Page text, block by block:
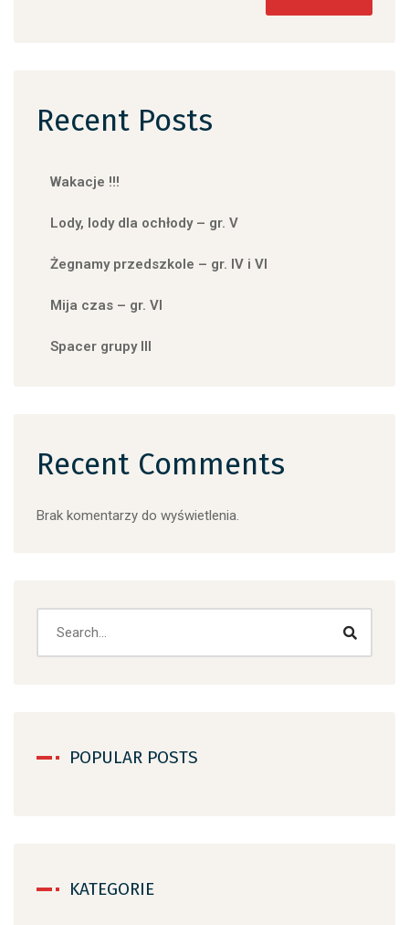
Recent Posts
Wakacje !!!
Lody, lody dla ochłody – gr. V
Żegnamy przedszkole – gr. IV i VI
Mija czas – gr. VI
Spacer grupy III
Recent Comments
Brak komentarzy do wyświetlenia.
POPULAR POSTS
KATEGORIE